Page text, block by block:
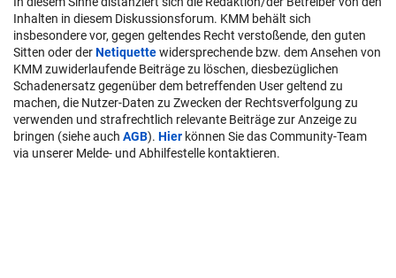
Inhalten in diesem Diskussionsforum. KMM behält sich
insbesondere vor, gegen geltendes Recht verstoßende, den guten
Sitten oder derNetiquettewidersprechende bzw. dem Ansehen von
KMM zuwiderlaufende Beiträge zu löschen, diesbezüglichen
Schadenersatz gegenüber dem betreffenden User geltend zu
machen, die Nutzer-Daten zu Zwecken der Rechtsverfolgung zu
verwenden und strafrechtlich relevante Beiträge zur Anzeige zu
bringen (siehe auch AGB). Hier können Sie das Community-Team
via unserer Melde- und Abhilfestelle kontaktieren.